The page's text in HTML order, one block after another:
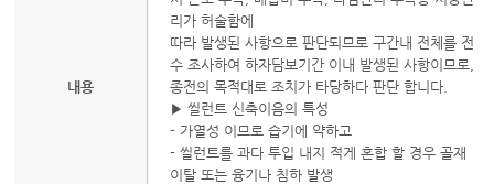
내용
리가 허술함에
따라 발생된 사항으로 판단되므로 구간내 전체를 전
수 조사하여 하자담보기간 이내 발생된 사항이므로,
종전의 목적대로 조치가 타당하다 판단 합니다.
▶ 씰런트 신축이음의 특성
- 가열성 이므로 습기에 약하고
- 씰런트를 과다 투입 내지 적게 혼합 할 경우 골재
이탈 또는 융기나 침하 발생